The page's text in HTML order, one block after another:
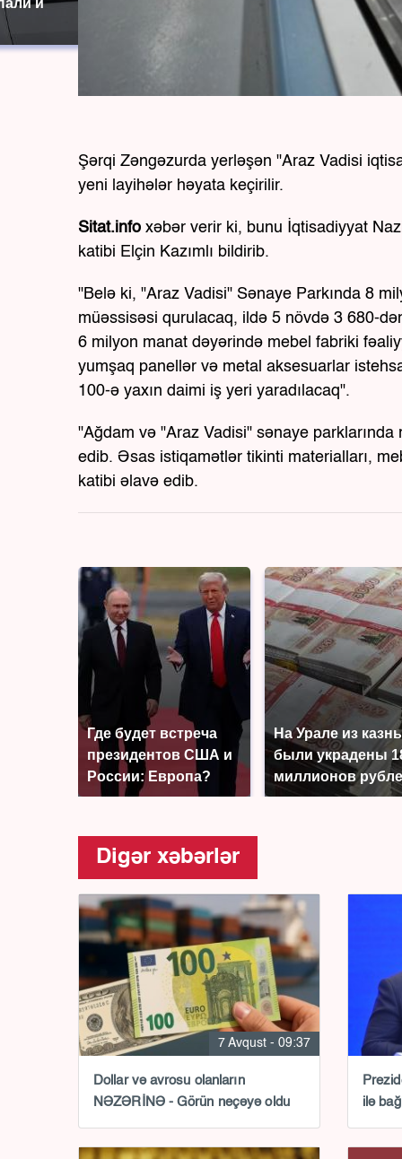
и
Şərqi Zəngəzurda yerləşən "Araz Vadisi
yeni layihələr həyata keçirilir.
Sitat.info xəbər verir ki, bunu İqtisadiyyat
katibi Elçin Kazımlı bildirib.
"Belə ki, "Araz Vadisi" Sənaye Parkında 8
müəssisəsi qurulacaq, ildə 5 növdə 3 680-
6 milyon manat dəyərində mebel fabriki
yumşaq panellər və metal aksesuarlar
100-ə yaxın daimi iş yeri yaradılacaq".
"Ağdam və "Araz Vadisi" sənaye
edib. Əsas istiqamətlər tikinti materialları,
katibi əlavə edib.
Где будет встреча
президентов США и
России: Европа?
На Урале из
были украдены
миллионов
Digər xəbərlər
7 Avqust - 09:37
Dollar və avrosu olanların
NƏZƏRİNƏ - Görün neçəyə oldu
ilə